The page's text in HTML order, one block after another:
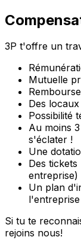
3P t'offre un
Mutuelle
Des
Possibilité
Au moins
s'éclater !
Une
Des
entreprise)
Un plan
l'entreprise
Si tu te
rejoins nous!